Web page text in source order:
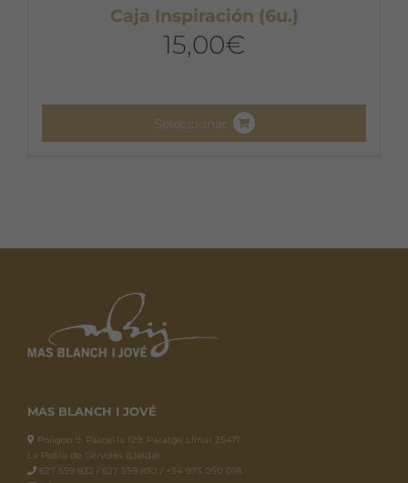
Caja Inspiración (6u.)
15,00€
Seleccionar
MAS BLANCH I JOVÉ
Polígon 9, Parcel·la 129, Paratge Llinar 25471.
La Pobla de Cérvoles (Lleida)
627 559 832 / 627 559 830 / +34 973 050 018